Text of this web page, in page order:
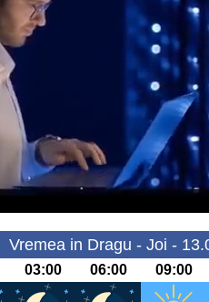
Vremea in Dragu - Joi -
03:00 06:00 09:00